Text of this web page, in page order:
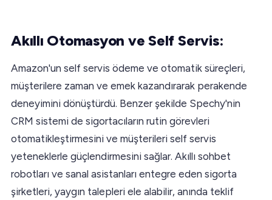
Akıllı Otomasyon ve Self Servis:
Amazon'un self servis ödeme ve otomatik süreçleri,
müşterilere zaman ve emek kazandırarak perakende
deneyimini dönüştürdü. Benzer şekilde Spechy'nin
CRM sistemi de sigortacıların rutin görevleri
otomatikleştirmesini ve müşterileri self servis
yeteneklerle güçlendirmesini sağlar. Akıllı sohbet
robotları ve sanal asistanları entegre eden sigorta
şirketleri, yaygın talepleri ele alabilir, anında teklif